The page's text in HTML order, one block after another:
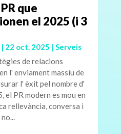
que
el 2025 (i 3
| 22 oct. 2025 | Serveis
de relacions
l' enviament massiu de
l' èxit pel nombre d'
el PR modern es mou en
rellevància, conversa i